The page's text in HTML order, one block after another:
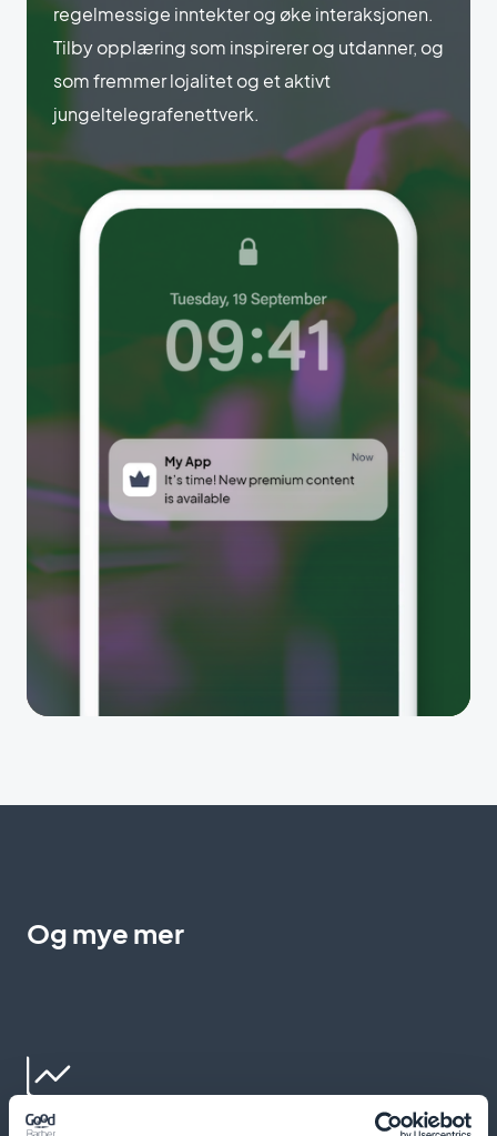
regelmessige inntekter og øke interaksjonen.
Tilby opplæring som inspirerer og utdanner, og
som fremmer lojalitet og et aktivt
jungeltelegrafenettverk.
Og mye mer